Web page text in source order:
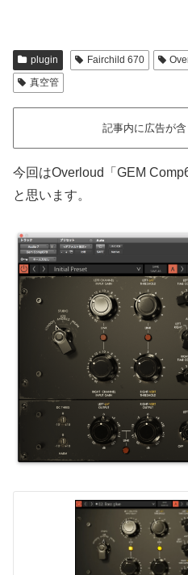
plugin Fairchild 670
真空管
記事内に広告が含
今回はOverloud「GEM
と思います。